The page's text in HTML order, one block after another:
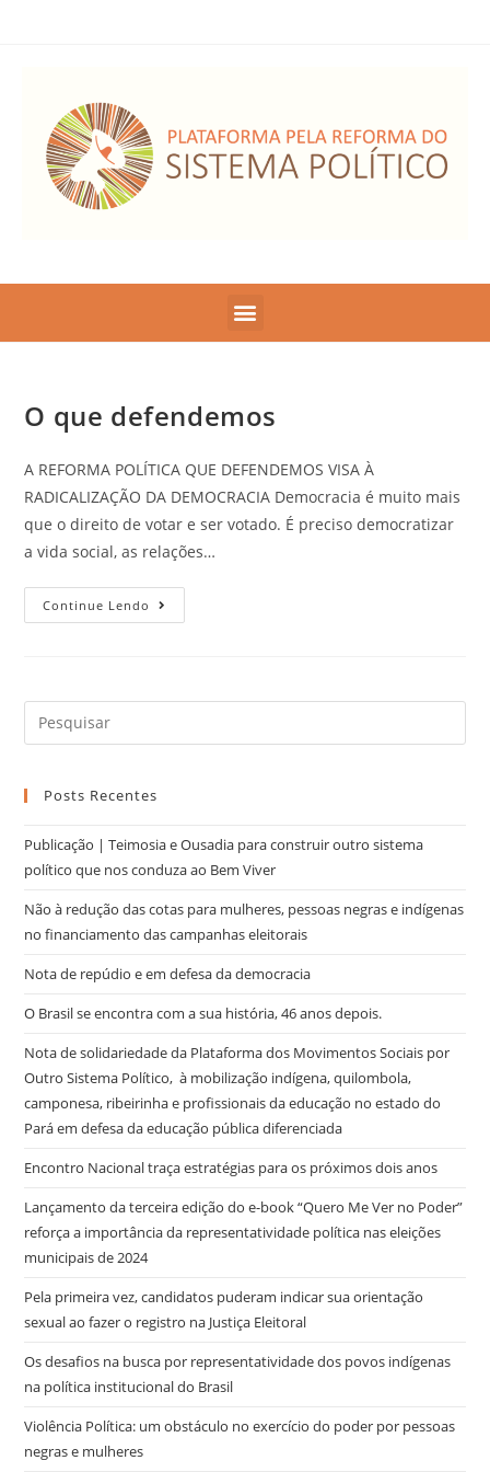
O que defendemos
A REFORMA POLÍTICA QUE DEFENDEMOS VISA À
RADICALIZAÇÃO DA DEMOCRACIA Democracia é muito mais
que o direito de votar e ser votado. É preciso democratizar
a vida social, as relações…
Continue Lendo
Posts Recentes
Publicação | Teimosia e Ousadia para construir outro sistema
político que nos conduza ao Bem Viver
Não à redução das cotas para mulheres, pessoas negras e indígenas
no financiamento das campanhas eleitorais
Nota de repúdio e em defesa da democracia
O Brasil se encontra com a sua história, 46 anos depois.
Nota de solidariedade da Plataforma dos Movimentos Sociais por
Outro Sistema Político, à mobilização indígena, quilombola,
camponesa, ribeirinha e profissionais da educação no estado do
Pará em defesa da educação pública diferenciada
Encontro Nacional traça estratégias para os próximos dois anos
Lançamento da terceira edição do e-book “Quero Me Ver no Poder”
reforça a importância da representatividade política nas eleições
municipais de 2024
Pela primeira vez, candidatos puderam indicar sua orientação
sexual ao fazer o registro na Justiça Eleitoral
Os desafios na busca por representatividade dos povos indígenas
na política institucional do Brasil
Violência Política: um obstáculo no exercício do poder por pessoas
negras e mulheres